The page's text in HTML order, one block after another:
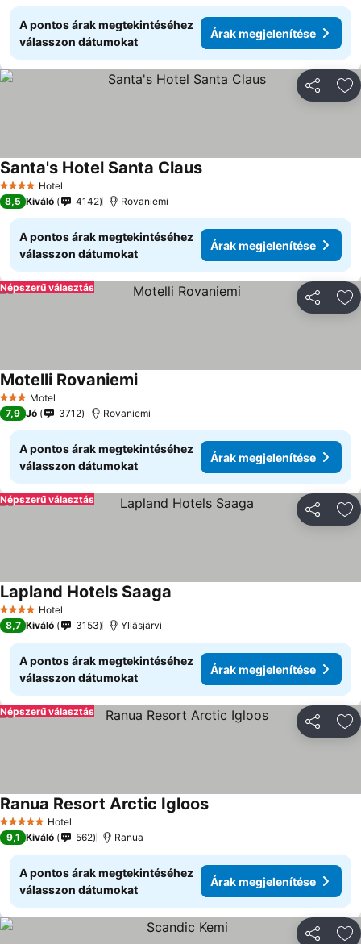
A pontos árak megtekintéséhez
válasszon dátumokat
Árak megjelenítése
4 KategóriaHotel
Santa's Hotel Santa ClausÁrak megjelenítése
8,5 Kiváló 4142 Rovaniemi
A pontos árak megtekintéséhez
válasszon dátumokat
Árak megjelenítése
Népszerű választás
3 Kategória
Motel
Motelli RovaniemiÁrak megjelenítése
7,9 Jó 3712 Rovaniemi
A pontos árak megtekintéséhez
válasszon dátumokat
Árak megjelenítése
Népszerű választás
4 KategóriaHotel
Lapland Hotels Saaga
8,7 Kiváló 3153 Ylläsjärvi
A pontos árak megtekintéséhez
válasszon dátumokat
Árak megjelenítése
Népszerű választás
5 KategóriaHotel
Ranua Resort Arctic IgloosÁrak megjelenítése
9,1 Kiváló 562 Ranua
A pontos árak megtekintéséhez
válasszon dátumokat
Árak megjelenítése